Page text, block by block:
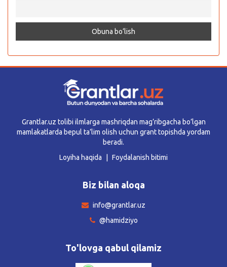
Grantlar.uz tolibi ilmlarga mashriqdan mag’ribgacha bo’lgan
mamlakatlarda bepul ta’lim olish uchun grant topishda yordam
beradi.
Loyiha haqida
Foydalanish bitimi
Biz bilan aloqa
info@grantlar.uz
@hamidziyo
To'lovga qabul qilamiz